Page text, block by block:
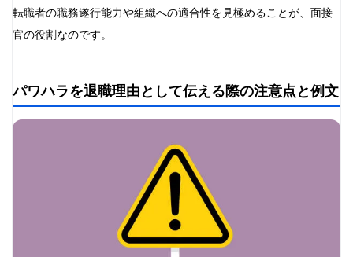
転職者の職務遂行能力や組織への適合性を見極めることが、面接
官の役割なのです。
パワハラを退職理由として伝える際の注意点と例文